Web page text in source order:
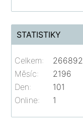
STATISTIKY
Online: 1
Celkem:
266892
Měsíc:
2196
Den:
101